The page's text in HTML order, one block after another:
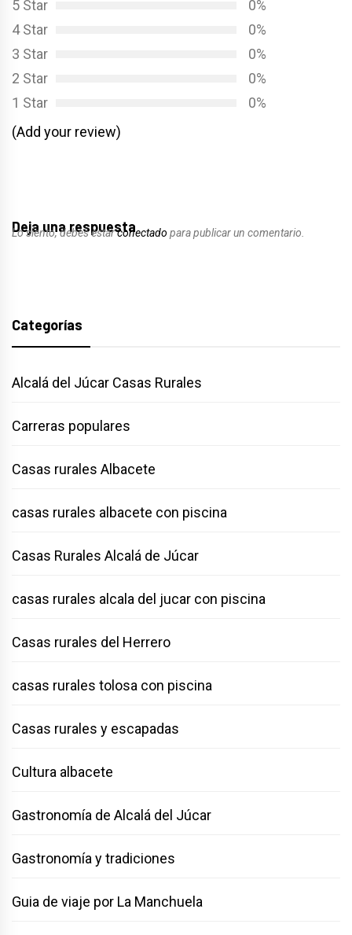
5 Star
0%
4 Star
0%
3 Star
0%
2 Star
0%
1 Star
0%
(Add your review)
Deja una respuesta
Lo siento, debes estarconectado para publicar un comentario.
Categorías
Alcalá del Júcar Casas Rurales
Carreras populares
Casas rurales Albacete
casas rurales albacete con piscina
Casas Rurales Alcalá de Júcar
casas rurales alcala del jucar con piscina
Casas rurales del Herrero
casas rurales tolosa con piscina
Casas rurales y escapadas
Cultura albacete
Gastronomía de Alcalá del Júcar
Gastronomía y tradiciones
Guia de viaje por La Manchuela